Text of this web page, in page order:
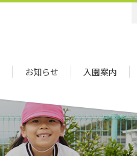
お知らせ 入園案内